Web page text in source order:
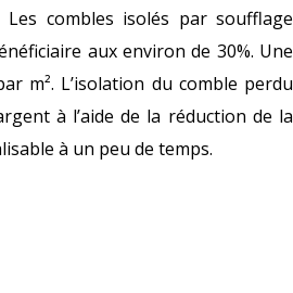
combles isolés par soufflage
aux environ de 30%. Une
m². L’isolation du comble perdu
à l’aide de la réduction de la
à un peu de temps.